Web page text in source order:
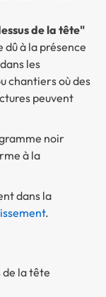
de la tête"
dû à la présence
les
chantiers où des
peuvent
noir
à la
dans la
.
de la tête